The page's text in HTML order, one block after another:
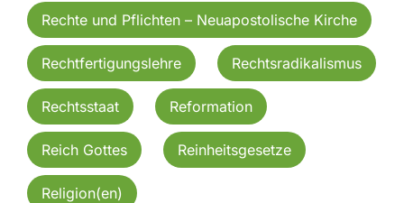
Rechte und Pflichten – Neuapostolische Kirche
Rechtfertigungslehre Rechtsradikalismus
Rechtsstaat Reformation
Reich Gottes Reinheitsgesetze
Religion(en)